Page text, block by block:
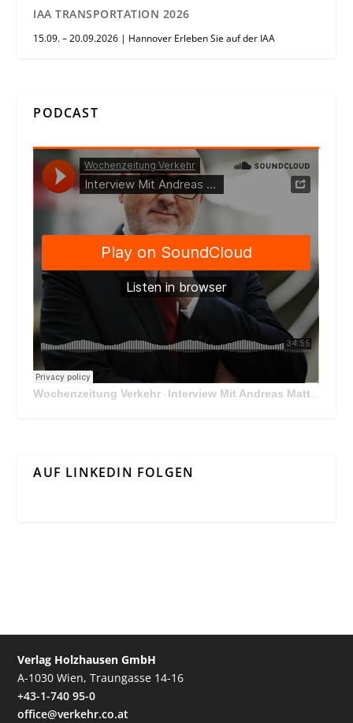
IAA TRANSPORTATION 2026
15.09. – 20.09.2026 | Hannover Erleben Sie auf der IAA
PODCAST
Wochenzeitung Verkehr · Interview Mit Andreas Matthä, CEO der ÖBB Holding
AUF LINKEDIN FOLGEN
Verlag Holzhausen GmbH
A-1030 Wien, Traungasse 14-16
+43-1-740 95-0
office@verkehr.co.at